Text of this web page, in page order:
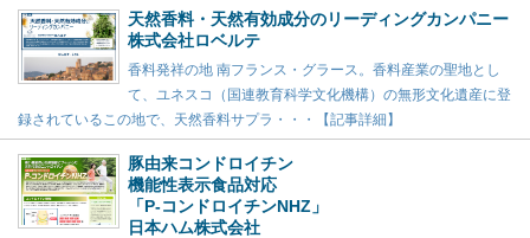
天然香料・天然有効成分のリーディングカンパニー
株式会社ロベルテ
香料発祥の地 南フランス・グラース。香料産業の聖地とし
て、ユネスコ（国連教育科学文化機構）の無形文化遺産に登
録されているこの地で、天然香料サプラ・・・【記事詳細】
豚由来コンドロイチン
機能性表示食品対応
「P-コンドロイチンNHZ」
日本ハム株式会社